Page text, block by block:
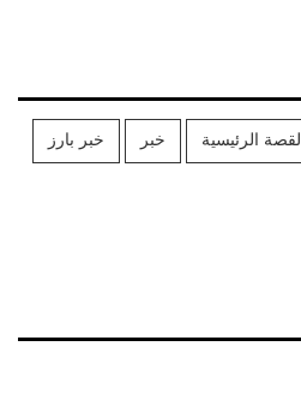
القصة الرئيسية خبر خبر بارز